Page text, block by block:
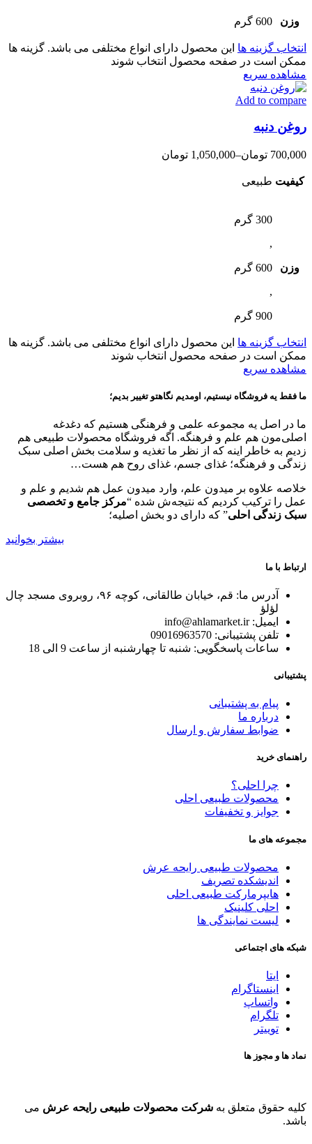
وزن 600 گرم
انتخاب گزینه ها این محصول دارای انواع مختلفی می باشد. گزینه ها
ممکن است در صفحه محصول انتخاب شوند
مشاهده سریع
Add to compare
روغن دنبه
700,000 تومان–
1,050,000 تومان
کیفیت طبیعی
وزن
300 گرم
,
600 گرم
,
900 گرم
انتخاب گزینه ها این محصول دارای انواع مختلفی می باشد. گزینه ها
ممکن است در صفحه محصول انتخاب شوند
مشاهده سریع
ما فقط یه فروشگاه نیستیم، اومدیم نگاهتو تغییر بدیم؛
ما در اصل یه مجموعه علمی و فرهنگی هستیم که دغدغه
اصلی‌مون هم علم و فرهنگه. اگه فروشگاه محصولات طبیعی هم
زدیم به خاطر اینه که از نظر ما تغذیه و سلامت بخش اصلی سبک
زندگی و فرهنگه؛ غذای جسم، غذای روح هم هست…
خلاصه علاوه بر میدون علم، وارد میدون عمل هم شدیم و علم و
عمل را ترکیب کردیم که نتیجه‌ش شده “مرکز جامع و تخصصی
سبک زندگی احلی” که دارای دو بخش اصلیه؛
بیشتر بخوانید
ارتباط با ما
آدرس ما: قم، خیابان طالقانی، کوچه ۹۶، روبروی مسجد چال
لؤلؤ
ایمیل: info@ahlamarket.ir
تلفن پشتیبانی: 09016963570
ساعات پاسخگویی: شنبه تا چهارشنبه از ساعت 9 الی 18
پشتیبانی
پیام به پشتیبانی
درباره ما
ضوابط سفارش و ارسال
راهنمای خرید
چرا احلی؟
محصولات طبیعی احلی
جوایز و تخفیفات
مجموعه های ما
محصولات طبیعی رایحه عرش
اندیشکده تصریف
هایپرمارکت طبیعی احلی
احلی کلینیک
لیست نمایندگی ها
شبکه های اجتماعی
ایتا
اینستاگرام
واتساپ
تلگرام
توییتر
نماد ها و مجوز ها
کلیه حقوق متعلق به شرکت محصولات طبیعی رایحه عرش می
باشد.